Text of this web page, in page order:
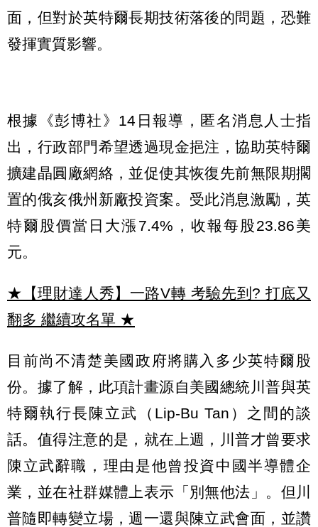
面，但對於英特爾長期技術落後的問題，恐難
發揮實質影響。
根據《彭博社》14日報導，匿名消息人士指
出，行政部門希望透過現金挹注，協助英特爾
擴建晶圓廠網絡，並促使其恢復先前無限期擱
置的俄亥俄州新廠投資案。受此消息激勵，英
特爾股價當日大漲7.4%，收報每股23.86美
元。
★【理財達人秀】一路V轉 考驗先到? 打底又
翻多 繼續攻名單 ★
目前尚不清楚美國政府將購入多少英特爾股
份。據了解，此項計畫源自美國總統川普與英
特爾執行長陳立武（Lip-Bu Tan）之間的談
話。值得注意的是，就在上週，川普才曾要求
陳立武辭職，理由是他曾投資中國半導體企
業，並在社群媒體上表示「別無他法」。但川
普隨即轉變立場，週一還與陳立武會面，並讚